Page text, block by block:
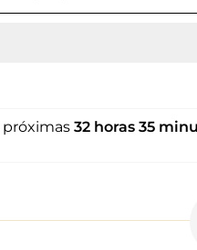
32 horas 35